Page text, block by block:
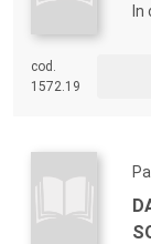
In
cod.
1572.19